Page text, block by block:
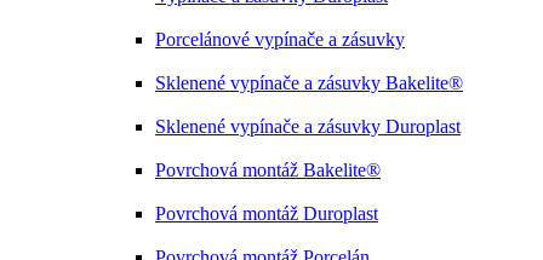
Porcelánové vypínače a zásuvky
Sklenené vypínače a zásuvky Bakelite®
Sklenené vypínače a zásuvky Duroplast
Povrchová montáž Bakelite®
Povrchová montáž Duroplast